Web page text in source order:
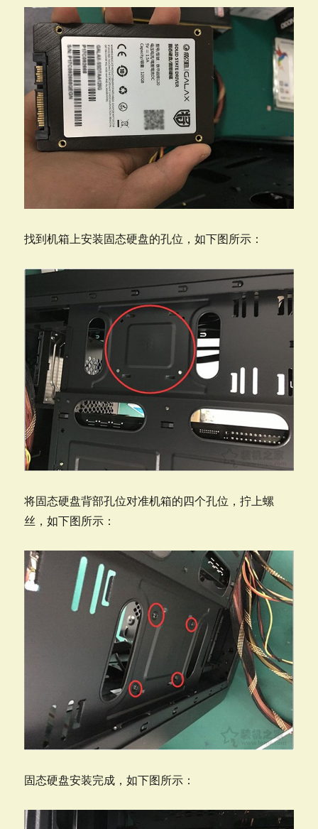
找到机箱上安装固态硬盘的孔位，如下图所示：
将固态硬盘背部孔位对准机箱的四个孔位，拧上螺
丝，如下图所示：
固态硬盘安装完成，如下图所示：